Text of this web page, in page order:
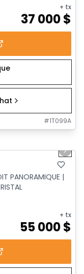
+ tx
37 000$
#1T099A
Next
PANORAMIQUE |
+ tx
55 000$